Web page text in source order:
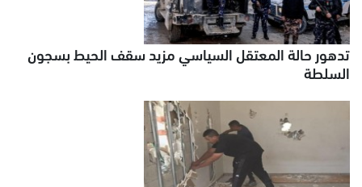
تدهور حالة المعتقل السياسي مزيد سقف الحيط بسجون
السلطة